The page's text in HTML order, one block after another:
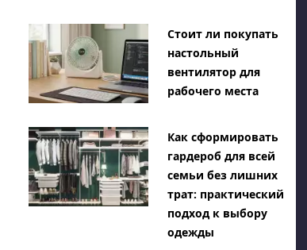
Стоит ли покупать
настольный
вентилятор для
рабочего места
Как сформировать
гардероб для всей
семьи без лишних
трат: практический
подход к выбору
одежды